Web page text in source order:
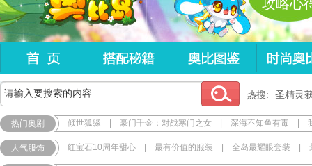
攻略心
热搜: 圣精灵
热门奥剧 倾世狐缘 豪门千金：对战寒门之女 深海不知鱼有毒
人气服饰 红宝石10周年甜心 最有价值的服装 全岛最耀眼套装